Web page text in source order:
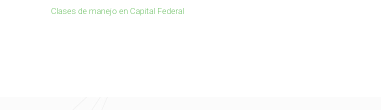
Clases de manejo en Capital Federal